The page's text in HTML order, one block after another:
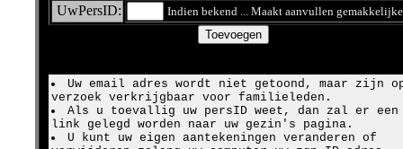
UwPersID: Indien bekend ... Maakt aanvullen
Uw email adres wordt niet getoond, maar zijn
verzoek verkrijgbaar voor familieleden.
Als u toevallig uw persID weet, dan zal er een
link gelegd worden naar uw gezin's pagina.
U kunt uw eigen aantekeningen veranderen of